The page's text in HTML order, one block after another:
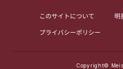
このサイトについて
プライバシーポリシー
明
Copyright©